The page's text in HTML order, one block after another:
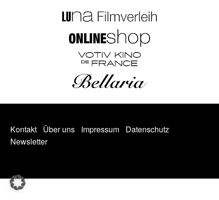
Kontakt Über uns Impressum
Datenschutz
Newsletter